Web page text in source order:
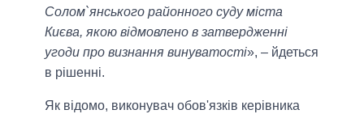
Солом`янського районного суду міста
Києва, якою відмовлено в затвердженні
угоди про визнання винуватості», – йдеться
в рішенні.
Як відомо, виконувач обов'язків керівника